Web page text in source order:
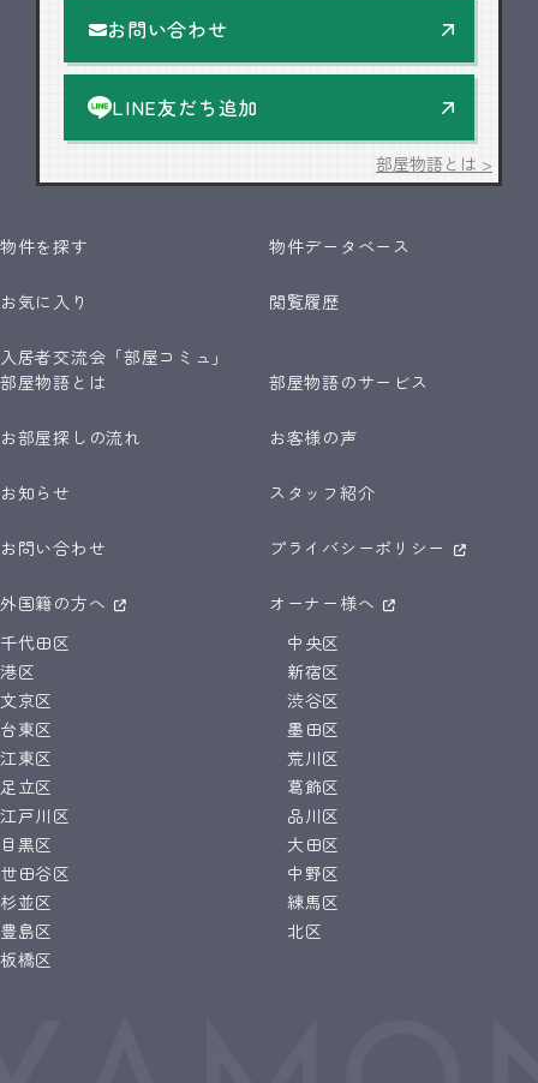
お問い合わせ
LINE友だち追加
部屋物語とは >
物件を探す 物件データベース
お気に入り 閲覧履歴
入居者交流会「部屋コミュ」
部屋物語とは
部屋物語のサービス
お部屋探しの流れ お客様の声
お知らせ スタッフ紹介
お問い合わせ プライバシーポリシー
外国籍の方へ
オーナー様へ
千代田区
中央区
港区
新宿区
文京区
渋谷区
台東区
墨田区
江東区
荒川区
足立区
葛飾区
江戸川区
品川区
目黒区
大田区
世田谷区
中野区
杉並区
練馬区
豊島区
北区
板橋区